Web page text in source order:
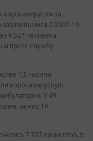
за
COVID-19
9 524 человека,
пресс-службу
1,5 тысячи
коронавирусную
У 49
из них 19
7 757 пациентов, в